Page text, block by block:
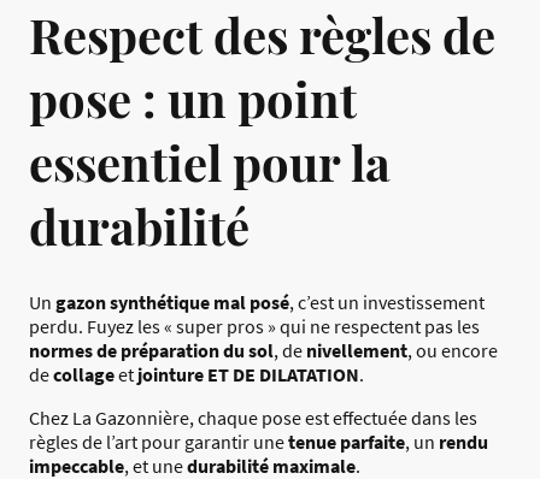
Respect des règles de
pose : un point
essentiel pour la
durabilité
Un gazon synthétique mal posé, c’est un investissement
perdu. Fuyez les « super pros » qui ne respectent pas les
normes de préparation du sol, de nivellement, ou encore
decollageet jointure ET DE DILATATION.
Chez La Gazonnière, chaque pose est effectuée dans les
règles de l’art pour garantir unetenue parfaite, un rendu
impeccable, et unedurabilité maximale.